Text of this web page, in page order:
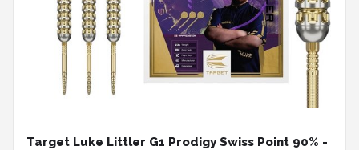
Target Luke Littler G1 Prodigy Swiss Point 90% -